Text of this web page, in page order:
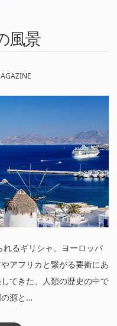
風景
るギリシャ。ヨーロッパ
アフリカと繋がる要衝にあ
てきた、人類の歴史の中で
の源と…